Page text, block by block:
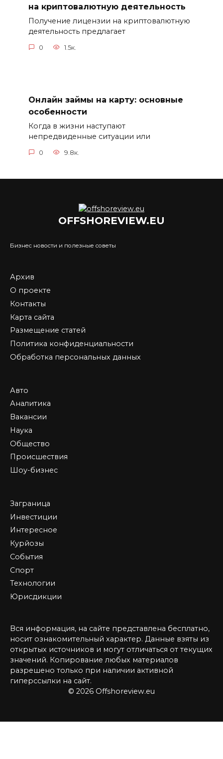
на криптовалютную деятельность
Получение лицензии на криптовалютную
деятельность предлагает
0 1.5к.
Онлайн займы на карту: основные
особенности
Когда в жизни наступают
непредвиденные ситуации или
0 9.8к.
OFFSHOREVIEW.EU
Бизнес новости и полезные советы
Архив
О проекте
Контакты
Карта сайта
Размещение статей
Политика конфиденциальности
Обработка персональных данных
Авто
Аналитика
Вакансии
Наука
Общество
Происшествия
Шоу-бизнес
Заграница
Инвестиции
Интересное
Курйозы
События
Спорт
Технологии
Юрисдикции
Вся информация, на сайте представлена бесплатно,
носит ознакомительный характер. Данные взяты из
открытых источников и могут отличаться от текущих
значений. Копирование любых материалов
разрешено только при наличии активной
гиперссылки на сайт.
© 2026 Offshoreview.eu